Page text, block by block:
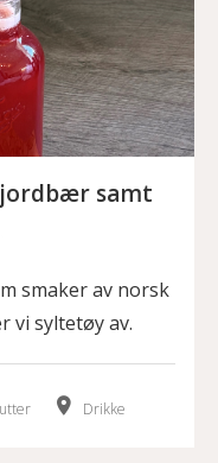
jordbær samt
smaker av norsk
vi syltetøy av.
Drikke